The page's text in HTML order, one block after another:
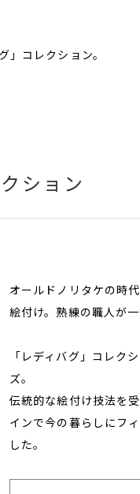
コレクション。
ション
オールドノリタケの時
絵付け。熟練の職人が
「レディバグ」コレク
ズ。
伝統的な絵付け技法を
インで今の暮らしにフ
した。